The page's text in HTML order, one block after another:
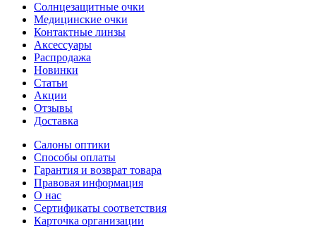
Солнцезащитные очки
Медицинские очки
Контактные линзы
Аксессуары
Распродажа
Новинки
Статьи
Акции
Отзывы
Доставка
Салоны оптики
Способы оплаты
Гарантия и возврат товара
Правовая информация
О нас
Сертификаты соответствия
Карточка организации